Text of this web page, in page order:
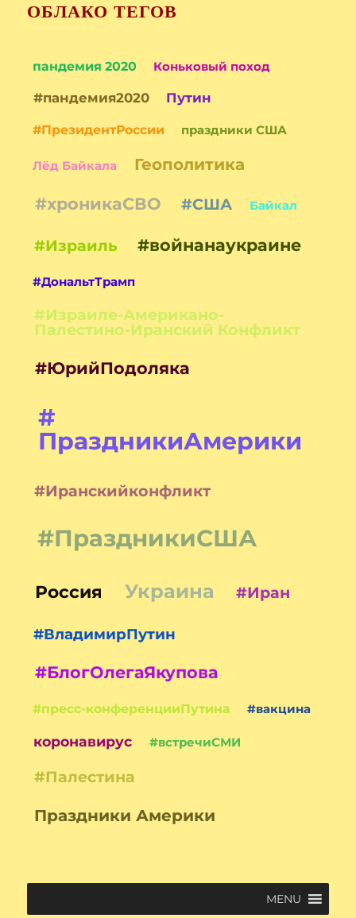
ОБЛАКО ТЕГОВ
пандемия 2020 Коньковый поход
#пандемия2020 Путин
#ПрезидентРоссии праздники США
Лёд Байкала Геополитика
#хроникаСВО #США Байкал
#Израиль #войнанаукраине
#ДональтТрамп
#Израиле-Американо-
Палестино-Иранский Конфликт
#ЮрийПодоляка
#
ПраздникиАмерики
#Иранскийконфликт
#ПраздникиСША
Россия Украина #Иран
#ВладимирПутин
#БлогОлегаЯкупова
#пресс-конференцииПутина #вакцина
коронавирус #встречиСМИ
#Палестина
Праздники Америки
MENU